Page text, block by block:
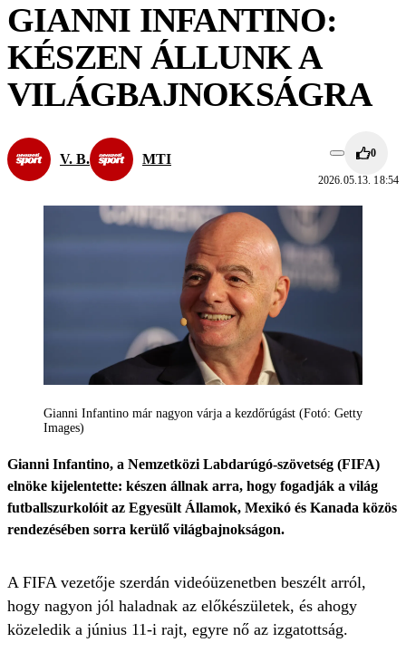
GIANNI INFANTINO:
KÉSZEN ÁLLUNK A
VILÁGBAJNOKSÁGRA
V. B. MTI 0
2026.05.13. 18:54
Gianni Infantino már nagyon várja a kezdőrúgást (Fotó: Getty
Images)
Gianni Infantino, a Nemzetközi Labdarúgó-szövetség (FIFA)
elnöke kijelentette: készen állnak arra, hogy fogadják a világ
futballszurkolóit az Egyesült Államok, Mexikó és Kanada közös
rendezésében sorra kerülő világbajnokságon.
A FIFA vezetője szerdán videóüzenetben beszélt arról,
hogy nagyon jól haladnak az előkészületek, és ahogy
közeledik a június 11-i rajt, egyre nő az izgatottság.